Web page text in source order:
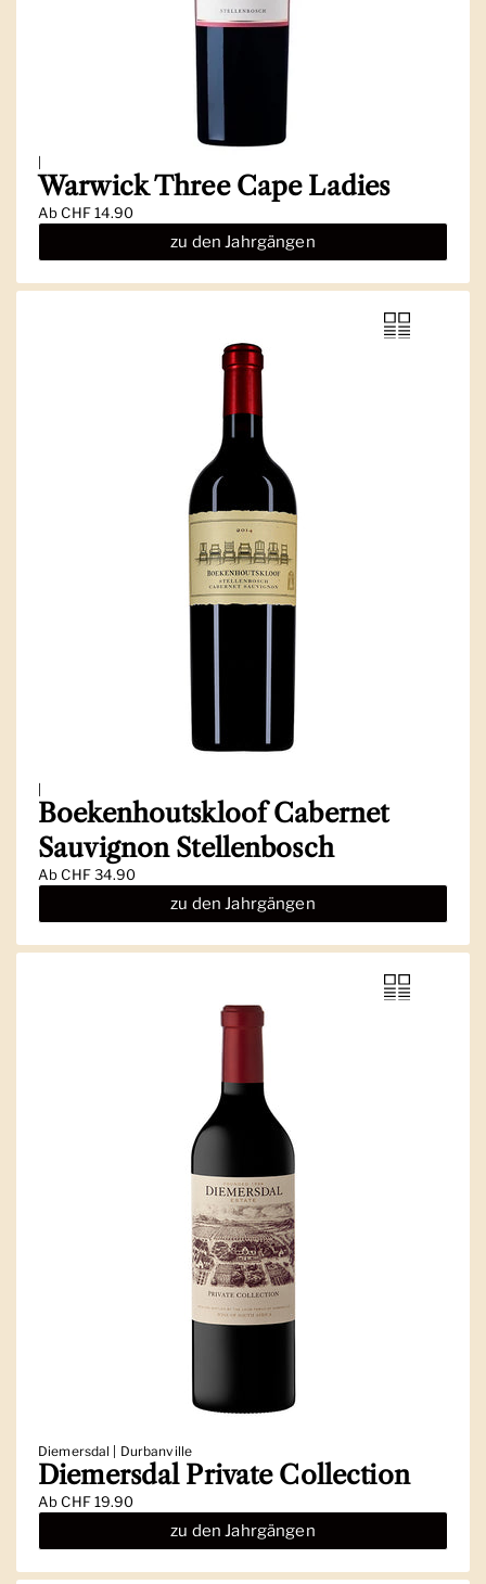
Warwick Three Cape Ladies
AbCHF 14.90
zu den Jahrgängen
Boekenhoutskloof Cabernet
Sauvignon Stellenbosch
AbCHF 34.90
zu den Jahrgängen
Diemersdal | Durbanville
Diemersdal Private Collection
AbCHF 19.90
zu den Jahrgängen